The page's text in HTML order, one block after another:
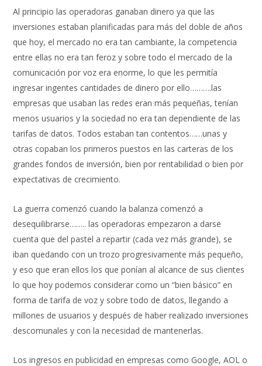
Al principio las operadoras ganaban dinero ya que las
inversiones estaban planificadas para más del doble de años
que hoy, el mercado no era tan cambiante, la competencia
entre ellas no era tan feroz y sobre todo el mercado de la
comunicación por voz era enorme, lo que les permitía
ingresar ingentes cantidades de dinero por ello……….las
empresas que usaban las redes eran más pequeñas, tenían
menos usuarios y la sociedad no era tan dependiente de las
tarifas de datos. Todos estaban tan contentos……unas y
otras copaban los primeros puestos en las carteras de los
grandes fondos de inversión, bien por rentabilidad o bien por
expectativas de crecimiento.
La guerra comenzó cuando la balanza comenzó a
desequilibrarse…….. las operadoras empezaron a darse
cuenta que del pastel a repartir (cada vez más grande), se
iban quedando con un trozo progresivamente más pequeño,
y eso que eran ellos los que ponían al alcance de sus clientes
lo que hoy podemos considerar como un “bien básico” en
forma de tarifa de voz y sobre todo de datos, llegando a
millones de usuarios y después de haber realizado inversiones
descomunales y con la necesidad de mantenerlas.
Los ingresos en publicidad en empresas como Google, AOL o